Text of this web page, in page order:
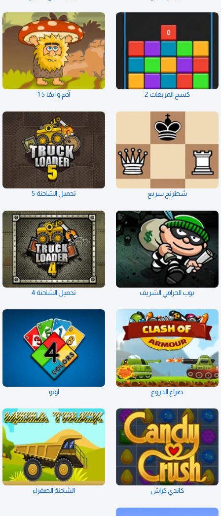
كسح المربعات 2 آدم و ايفا 5 1
شطرنج سريع تحميل الشاحنة 5
بوب الحرامي الشريف تحميل الشاحنة 4
صراع الدروع اونو
كاندي كراش الشاحنة الصفراء